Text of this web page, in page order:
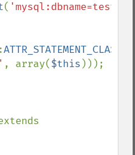
(
ATTR_STATEMENT_CLASS
, array($this )));